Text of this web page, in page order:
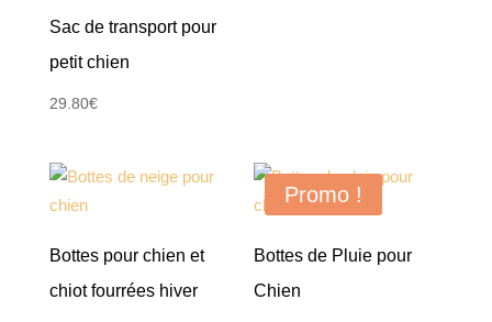
Sac de transport pour
petit chien
29.80€
Bottes pour chien et
chiot fourrées hiver
Promo !
Bottes de Pluie pour
Chien